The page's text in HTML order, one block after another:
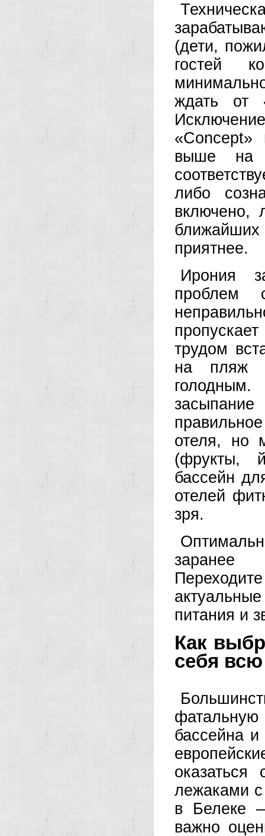
(дети,
гостей
ждать от
«Concept»
выше на
либо
включено,
приятнее.
Ирония
проблем
трудом
на пляж
отеля, но
(фрукты,
бассейн
отелей
зря.
заранее
питания и
Как
себя
бассейна
лежаками с
в Белеке
важно